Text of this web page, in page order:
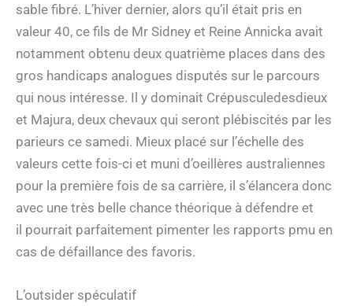
sable fibré. L’hiver dernier, alors qu’il était pris en
valeur 40, ce fils de Mr Sidney et Reine Annicka avait
notamment obtenu deux quatrième places dans des
gros handicaps analogues disputés sur le parcours
qui nous intéresse. Il y dominait Crépusculedesdieux
et Majura, deux chevaux qui seront plébiscités par les
parieurs ce samedi. Mieux placé sur l’échelle des
valeurs cette fois-ci et muni d’oeillères australiennes
pour la première fois de sa carrière, il s’élancera donc
avec une très belle chance théorique à défendre et
il pourrait parfaitement pimenter les rapports pmu en
cas de défaillance des favoris.
L’outsider spéculatif